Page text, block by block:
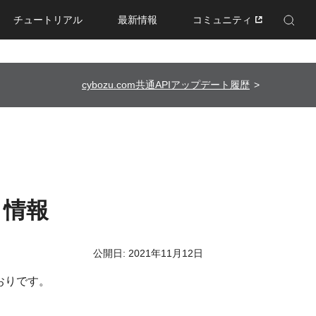
チュートリアル 最新情報 コミュニティ
Enhanced by Google
cybozu.com共通APIアップデート履歴
報
公開日: 2021年11月12日
です。